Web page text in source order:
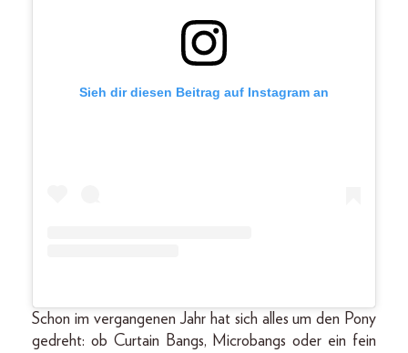
Sieh dir diesen Beitrag auf Instagram an
Schon im vergangenen Jahr hat sich alles um den Pony
gedreht: ob Curtain Bangs, Microbangs oder ein fein